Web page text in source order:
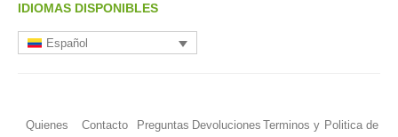
IDIOMAS DISPONIBLES
Español
Quienes
Contacto
Preguntas Devoluciones Terminos y Politica de